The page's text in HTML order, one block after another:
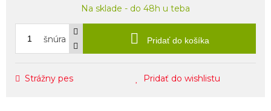
Na sklade - do 48h u teba
šnúra Pridať do košíka
Strážny pes Pridať do wishlistu